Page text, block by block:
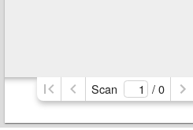
Scan / 0